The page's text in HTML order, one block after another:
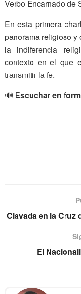
Verbo Encarnado de
En esta primera
panorama religioso y
la indiferencia
contexto en el que
transmitir la fe.
🔊 Escuchar en
Clavada en la Cruz
El